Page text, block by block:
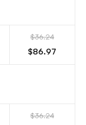
$36.24
$86.97
$36.24